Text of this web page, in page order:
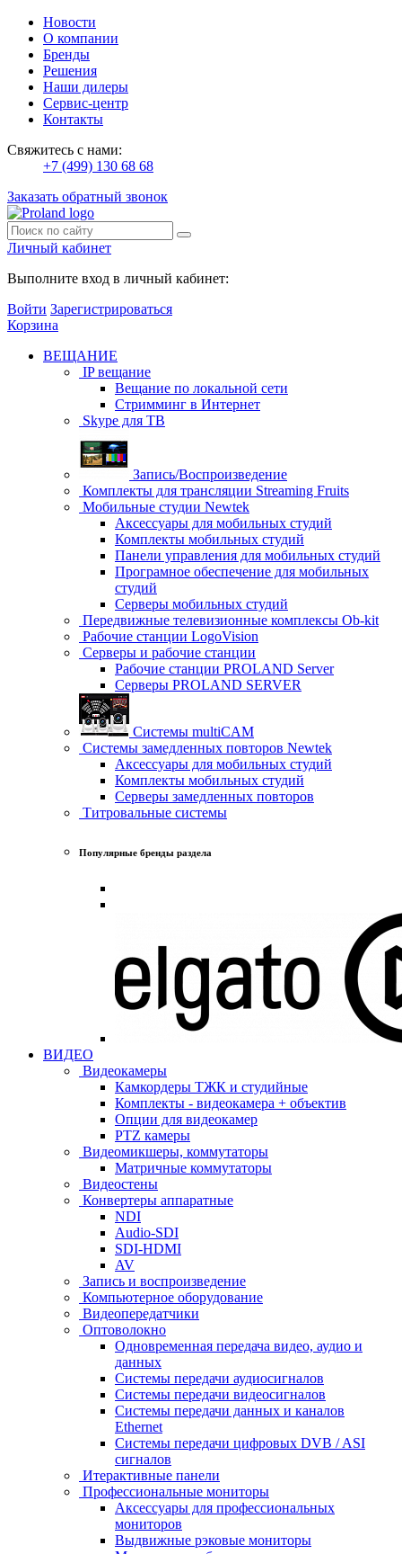
Новости
О компании
Бренды
Решения
Наши дилеры
Сервис-центр
Контакты
Свяжитесь с нами:
+7 (499) 130 68 68
Заказать обратный звонок
Личный кабинет
Выполните вход в личный кабинет:
Войти Зарегистрироваться
Корзина
ВЕЩАНИЕ
IP вещание
Вещание по локальной сети
Стримминг в Интернет
Skype для ТВ
Запись/Воспроизведение
Комплекты для трансляции Streaming Fruits
Мобильные студии Newtek
Аксессуары для мобильных студий
Комплекты мобильных студий
Панели управления для мобильных студий
Програмное обеспечение для мобильных
студий
Серверы мобильных студий
Передвижные телевизионные комплексы Ob-kit
Рабочие станции LogoVision
Серверы и рабочие станции
Рабочие станции PROLAND Server
Серверы PROLAND SERVER
Системы multiCAM
Системы замедленных повторов Newtek
Аксессуары для мобильных студий
Комплекты мобильных студий
Серверы замедленных повторов
Титровальные системы
Популярные бренды раздела
ВИДЕО
Видеокамеры
Камкордеры ТЖК и студийные
Комплекты - видеокамера + объектив
Опции для видеокамер
PTZ камеры
Видеомикшеры, коммутаторы
Матричные коммутаторы
Видеостены
Конвертеры аппаратные
NDI
Audio-SDI
SDI-HDMI
AV
Запись и воспроизведение
Компьютерное оборудование
Видеопередатчики
Оптоволокно
Одновременная передача видео, аудио и
данных
Системы передачи аудиосигналов
Системы передачи видеосигналов
Системы передачи данных и каналов
Ethernet
Системы передачи цифровых DVB / ASI
сигналов
Итерактивные панели
Профессиональные мониторы
Аксессуары для профессиональных
мониторов
Выдвижные рэковые мониторы